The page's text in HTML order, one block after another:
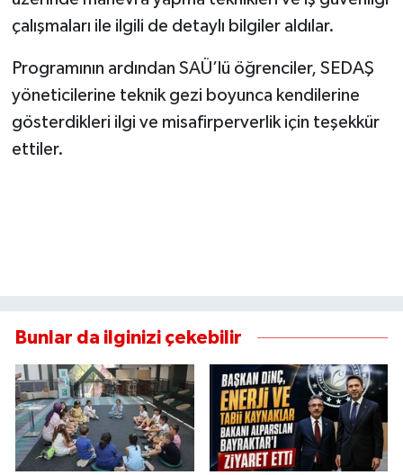
çalışmaları ile ilgili de detaylı bilgiler aldılar.
Programının ardından SAÜ’lü öğrenciler, SEDAŞ
yöneticilerine teknik gezi boyunca kendilerine
gösterdikleri ilgi ve misafirperverlik için teşekkür
ettiler.
Bunlar da ilginizi çekebilir